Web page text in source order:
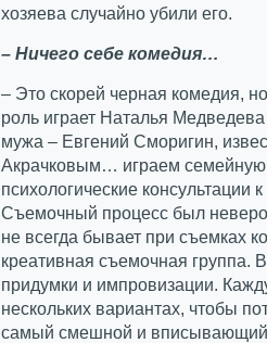
хозяева случайно убили его.
– Ничего себе комедия…
– Это скорей черная комедия,
роль играет Наталья
мужа – Евгений Сморигин,
Акрачковым… играем семейную
психологические консультации
Съемочный процесс был
не всегда бывает при съемках
креативная съемочная группа.
придумки и импровизации.
нескольких вариантах, чтобы
самый смешной и